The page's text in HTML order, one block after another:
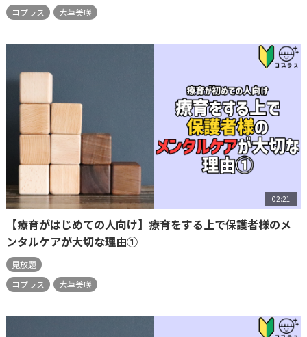
コプラス
大草美咲
02:21
【療育がはじめての人向け】療育をする上で保護者様のメ
ンタルケアが大切な理由①
見放題
コプラス
大草美咲